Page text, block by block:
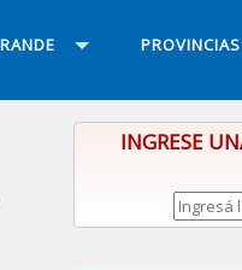
PROVINCIAS
INGRESE